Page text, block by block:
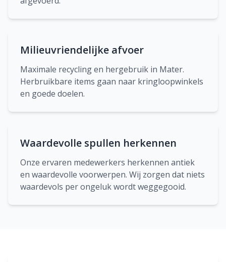
Milieuvriendelijke afvoer
Maximale recycling en hergebruik in Mater.
Herbruikbare items gaan naar kringloopwinkels
en goede doelen.
Waardevolle spullen herkennen
Onze ervaren medewerkers herkennen antiek
en waardevolle voorwerpen. Wij zorgen dat niets
waardevols per ongeluk wordt weggegooid.